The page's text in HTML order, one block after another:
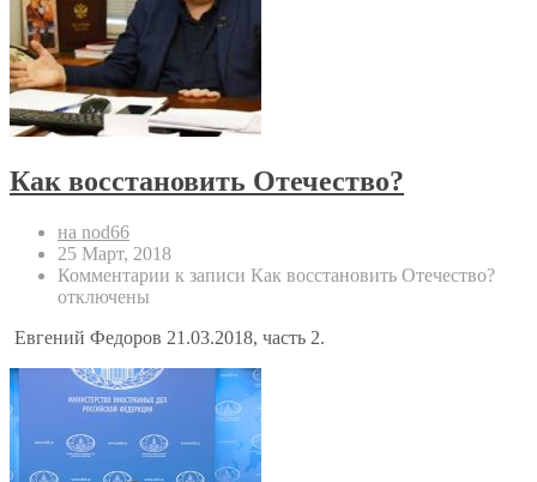
Как восстановить Отечество?
на nod66
25 Март, 2018
Комментарии к записи Как восстановить Отечество?
отключены
Евгений Федоров 21.03.2018, часть 2.